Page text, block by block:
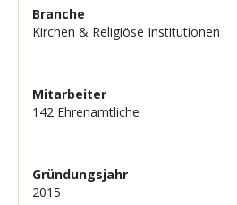
Branche
Kirchen & Religiöse Institutionen
Mitarbeiter
142 Ehrenamtliche
Gründungsjahr
2015